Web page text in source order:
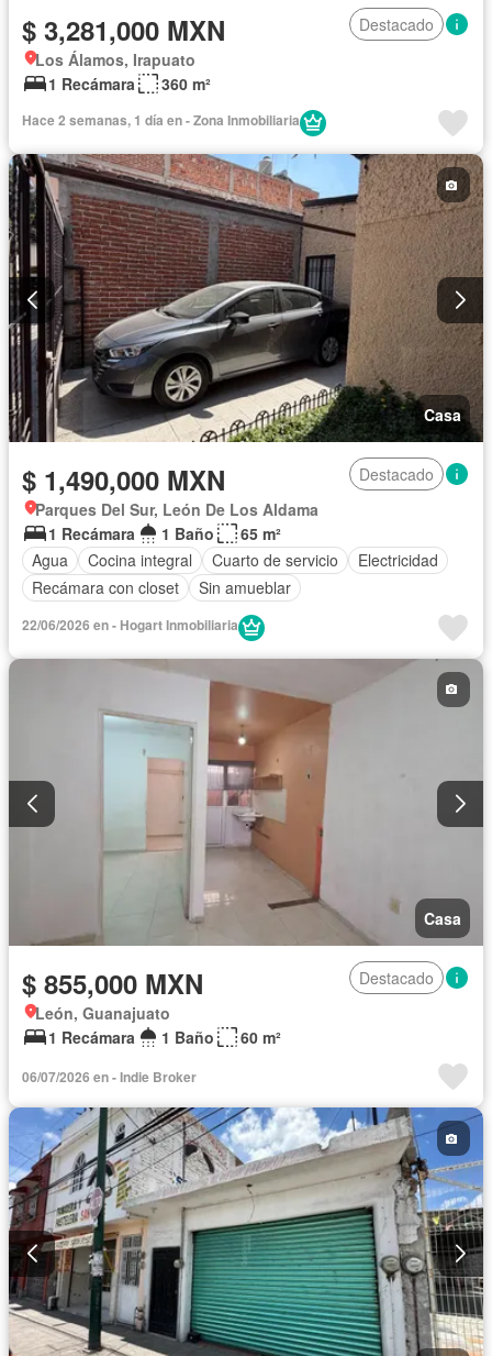
$ 3,281,000 MXN
Destacado
Los Álamos, Irapuato
1 Recámara
360 m²
Hace 2 semanas, 1 día en - Zona Inmobiliaria
Casa
$ 1,490,000 MXN
Destacado
Parques Del Sur, León De Los Aldama
1 Recámara
1 Baño
65 m²
Agua
Cocina integral Cuarto de servicio
Electricidad
Recámara con closet
Sin amueblar
22/06/2026 en - Hogart Inmobiliaria
Casa
$ 855,000 MXN
Destacado
León, Guanajuato
1 Recámara
1 Baño 60 m²
06/07/2026 en - Indie Broker